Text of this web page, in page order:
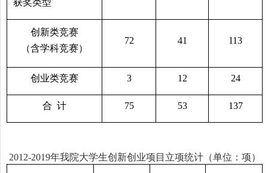
获奖类型
创新类竞赛
（含学科竞赛）
72 41 113
创业类竞赛 3 12 24
合 计 75 53 137
2012-2019年我院大学生创新创业项目立项统计（单位：项）